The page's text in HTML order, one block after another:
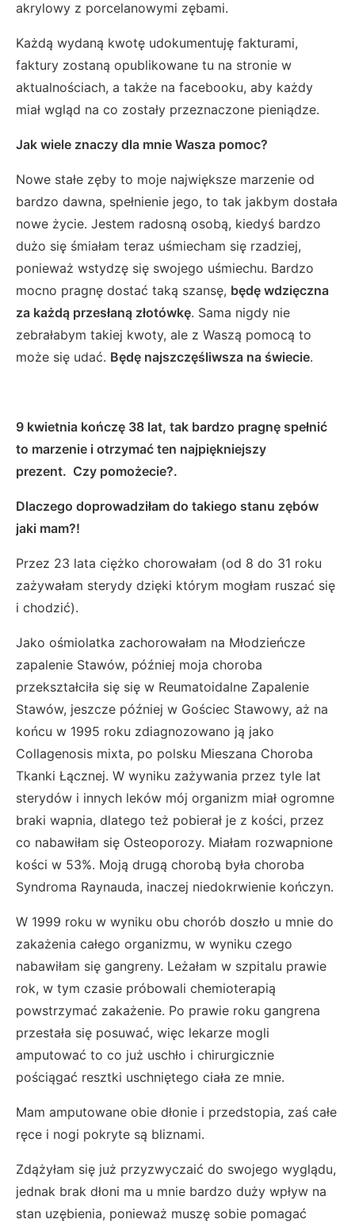
akrylowy z porcelanowymi zębami.
Każdą wydaną kwotę udokumentuję fakturami,
faktury zostaną opublikowane tu na stronie w
aktualnościach, a także na facebooku, aby każdy
miał wgląd na co zostały przeznaczone pieniądze.
Jak wiele znaczy dla mnie Wasza pomoc?
Nowe stałe zęby to moje największe marzenie od
bardzo dawna, spełnienie jego, to tak jakbym dostała
nowe życie. Jestem radosną osobą, kiedyś bardzo
dużo się śmiałam teraz uśmiecham się rzadziej,
ponieważ wstydzę się swojego uśmiechu. Bardzo
mocno pragnę dostać taką szansę, będę wdzięczna
za każdą przesłaną złotówkę. Sama nigdy nie
zebrałabym takiej kwoty, ale z Waszą pomocą to
może się udać. Będę najszczęśliwsza na świecie.
9 kwietnia kończę 38 lat, tak bardzo pragnę spełnić
to marzenie i otrzymać ten najpiękniejszy
prezent. Czy pomożecie?.
Dlaczego doprowadziłam do takiego stanu zębów
jaki mam?!
Przez 23 lata ciężko chorowałam (od 8 do 31 roku
zażywałam sterydy dzięki którym mogłam ruszać się
i chodzić).
Jako ośmiolatka zachorowałam na Młodzieńcze
zapalenie Stawów, później moja choroba
przekształciła się się w Reumatoidalne Zapalenie
Stawów, jeszcze później w Gościec Stawowy, aż na
końcu w 1995 roku zdiagnozowano ją jako
Collagenosis mixta, po polsku Mieszana Choroba
Tkanki Łącznej. W wyniku zażywania przez tyle lat
sterydów i innych leków mój organizm miał ogromne
braki wapnia, dlatego też pobierał je z kości, przez
co nabawiłam się Osteoporozy. Miałam rozwapnione
kości w 53%. Moją drugą chorobą była choroba
Syndroma Raynauda, inaczej niedokrwienie kończyn.
W 1999 roku w wyniku obu chorób doszło u mnie do
zakażenia całego organizmu, w wyniku czego
nabawiłam się gangreny. Leżałam w szpitalu prawie
rok, w tym czasie próbowali chemioterapią
powstrzymać zakażenie. Po prawie roku gangrena
przestała się posuwać, więc lekarze mogli
amputować to co już uschło i chirurgicznie
pościągać resztki uschniętego ciała ze mnie.
Mam amputowane obie dłonie i przedstopia, zaś całe
ręce i nogi pokryte są bliznami.
Zdążyłam się już przyzwyczaić do swojego wyglądu,
jednak brak dłoni ma u mnie bardzo duży wpływ na
stan uzębienia, ponieważ muszę sobie pomagać